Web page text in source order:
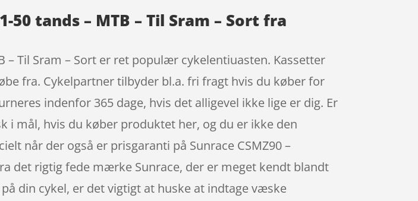
50 tands – MTB – Til Sram – Sort fra
– Til Sram – Sort er ret populær cykelentiuasten. Kassetter
fra. Cykelpartner tilbyder bl.a. fri fragt hvis du køber for
indenfor 365 dage, hvis det alligevel ikke lige er dig. Er
i mål, hvis du køber produktet her, og du er ikke den
når der også er prisgaranti på Sunrace CSMZ90 –
det rigtig fede mærke Sunrace, der er meget kendt blandt
din cykel, er det vigtigt at huske at indtage væske